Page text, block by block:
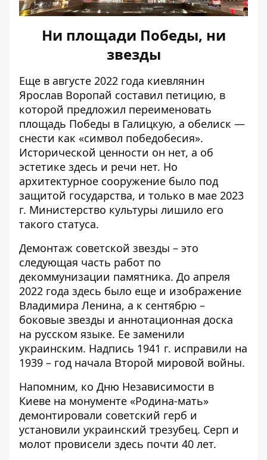
Ни площади Победы, ни
звезды
Еще в августе 2022 года киевлянин
Ярослав Воропай составил петицию, в
которой предложил переименовать
площадь Победы в Галицкую, а обелиск —
снести как «символ победобесия».
Исторической ценности он нет, а об
эстетике здесь и речи нет. Но
архитектурное сооружение было под
защитой государства, и только в мае 2023
г. Министерство культуры лишило его
такого статуса.
Демонтаж советской звезды – это
следующая часть работ по
декоммунизации памятника. До апреля
2022 года здесь было еще и изображение
Владимира Ленина, а к сентябрю –
боковые звезды и аннотационная доска
на русском языке. Ее заменили
украинским. Надпись 1941 г. исправили на
1939 – год начала Второй мировой войны.
Напомним, ко Дню Независимости в
Киеве на монументе «Родина-мать»
демонтировали советский герб и
установили украинский трезубец. Серп и
молот провисели здесь почти 40 лет.